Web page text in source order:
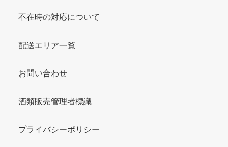
不在時の対応について
配送エリア一覧
お問い合わせ
酒類販売管理者標識
プライバシーポリシー